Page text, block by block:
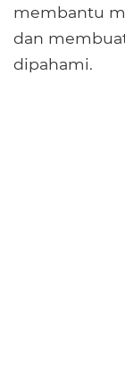
membantu
dan
dipahami.